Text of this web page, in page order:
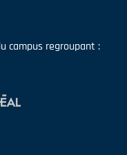
campus regroupant :